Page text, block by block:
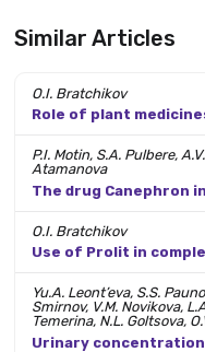
Similar Articles
O.I. Bratchikov
Role of plant
P.I. Motin, S.A. Pulbere,
Atamanova
The drug Canephron
O.I. Bratchikov
Use of Prolit in
Yu.A. Leont’eva, S.S.
Smirnov, V.M. Novikova,
Temerina, N.L. Goltsova,
Urinary